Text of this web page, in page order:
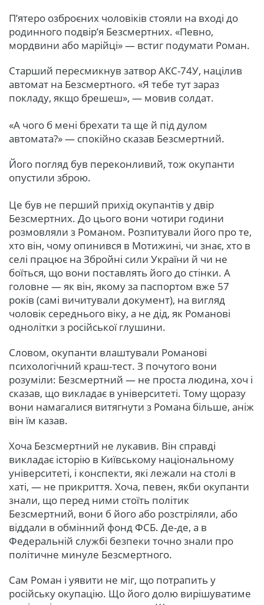
П’ятеро озброєних чоловіків стояли на вході до
родинного подвір’я Безсмертних. «Певно,
мордвини або марійці» — встиг подумати Роман.
Старший пересмикнув затвор АКС-74У, націлив
автомат на Безсмертного. «Я тебе тут зараз
покладу, якщо брешеш», — мовив солдат.
«А чого б мені брехати та ще й під дулом
автомата?» — спокійно сказав Безсмертний.
Його погляд був переконливий, тож окупанти
опустили зброю.
Це був не перший прихід окупантів у двір
Безсмертних. До цього вони чотири години
розмовляли з Романом. Розпитували його про те,
хто він, чому опинився в Мотижині, чи знає, хто в
селі працює на Збройні сили України й чи не
боїться, що вони поставлять його до стінки. А
головне — як він, якому за паспортом вже 57
років (самі вичитували документ), на вигляд
чоловік середнього віку, а не дід, як Романові
однолітки з російської глушини.
Словом, окупанти влаштували Романові
психологічний краш-тест. З почутого вони
розуміли: Безсмертний — не проста людина, хоч і
сказав, що викладає в університеті. Тому щоразу
вони намагалися витягнути з Романа більше, аніж
він їм казав.
Хоча Безсмертний не лукавив. Він справді
викладає історію в Київському національному
університеті, і конспекти, які лежали на столі в
хаті, — не прикриття. Хоча, певен, якби окупанти
знали, що перед ними стоїть політик
Безсмертний, вони б його або розстріляли, або
віддали в обмінний фонд ФСБ. Де-де, а в
Федеральній службі безпеки точно знали про
політичне минуле Безсмертного.
Сам Роман і уявити не міг, що потрапить у
російську окупацію. Що його долю вирішуватиме